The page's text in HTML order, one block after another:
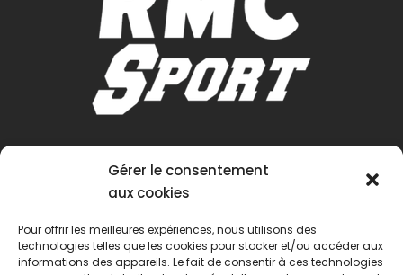
Gérer le consentement
aux cookies
Pour offrir les meilleures expériences, nous utilisons des
technologies telles que les cookies pour stocker et/ou accéder aux
informations des appareils. Le fait de consentir à ces technologies